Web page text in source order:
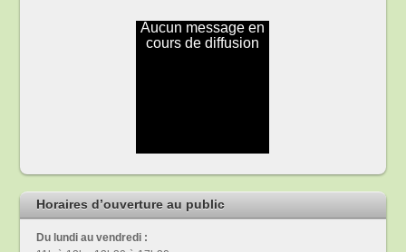
Horaires d’ouverture au public
Du lundi au vendredi :